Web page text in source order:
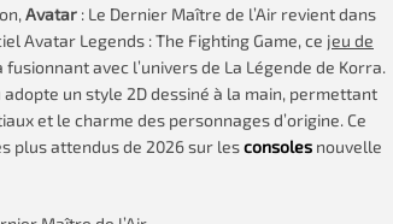
Avatar : Le Dernier Maître de l’Air revient dans
Avatar Legends : The Fighting Game, ce jeu de
avec l’univers de La Légende de Korra.
un style 2D dessiné à la main, permettant
et le charme des personnages d’origine. Ce
plus attendus de 2026 sur lesconsoles nouvelle